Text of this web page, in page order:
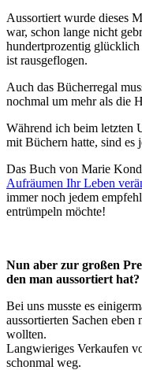
Aussortiert wurde dieses
war, schon lange nicht
hundertprozentig
ist rausgeflogen.
Auch das Bücherregal
nochmal um mehr als die
Während ich beim letzten
mit Büchern hatte, sind es
Das Buch von Marie
Aufräumen Ihr Leben
immer noch jedem
entrümpeln möchte!
Nun aber zur großen
den man aussortiert hat?
Bei uns musste es
aussortierten Sachen
wollten.
Langwieriges Verkaufen
schonmal weg.